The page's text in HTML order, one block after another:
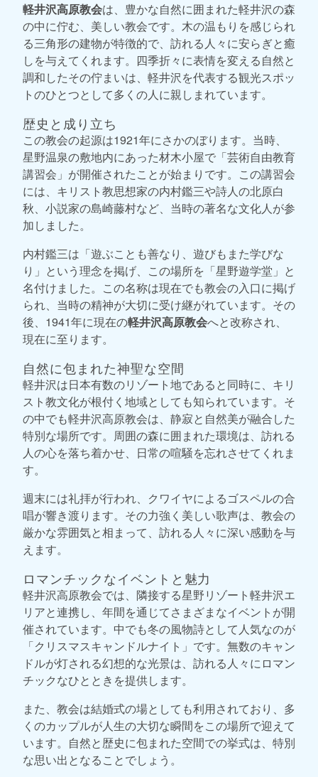
軽井沢高原教会は、豊かな自然に囲まれた軽井沢の森
の中に佇む、美しい教会です。木の温もりを感じられ
る三角形の建物が特徴的で、訪れる人々に安らぎと癒
しを与えてくれます。四季折々に表情を変える自然と
調和したその佇まいは、軽井沢を代表する観光スポッ
トのひとつとして多くの人に親しまれています。
歴史と成り立ち
この教会の起源は1921年にさかのぼります。当時、
星野温泉の敷地内にあった材木小屋で「芸術自由教育
講習会」が開催されたことが始まりです。この講習会
には、キリスト教思想家の内村鑑三や詩人の北原白
秋、小説家の島崎藤村など、当時の著名な文化人が参
加しました。
内村鑑三は「遊ぶことも善なり、遊びもまた学びな
り」という理念を掲げ、この場所を「星野遊学堂」と
名付けました。この名称は現在でも教会の入口に掲げ
られ、当時の精神が大切に受け継がれています。その
後、1941年に現在の軽井沢高原教会へと改称され、
現在に至ります。
自然に包まれた神聖な空間
軽井沢は日本有数のリゾート地であると同時に、キリ
スト教文化が根付く地域としても知られています。そ
の中でも軽井沢高原教会は、静寂と自然美が融合した
特別な場所です。周囲の森に囲まれた環境は、訪れる
人の心を落ち着かせ、日常の喧騒を忘れさせてくれま
す。
週末には礼拝が行われ、クワイヤによるゴスペルの合
唱が響き渡ります。その力強く美しい歌声は、教会の
厳かな雰囲気と相まって、訪れる人々に深い感動を与
えます。
ロマンチックなイベントと魅力
軽井沢高原教会では、隣接する星野リゾート軽井沢エ
リアと連携し、年間を通じてさまざまなイベントが開
催されています。中でも冬の風物詩として人気なのが
「クリスマスキャンドルナイト」です。無数のキャン
ドルが灯される幻想的な光景は、訪れる人々にロマン
チックなひとときを提供します。
また、教会は結婚式の場としても利用されており、多
くのカップルが人生の大切な瞬間をこの場所で迎えて
います。自然と歴史に包まれた空間での挙式は、特別
な思い出となることでしょう。